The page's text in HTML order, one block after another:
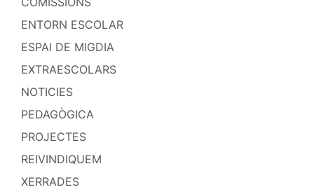
ENTORN ESCOLAR
ESPAI DE MIGDIA
EXTRAESCOLARS
NOTICIES
PEDAGÒGICA
PROJECTES
REIVINDIQUEM
XERRADES